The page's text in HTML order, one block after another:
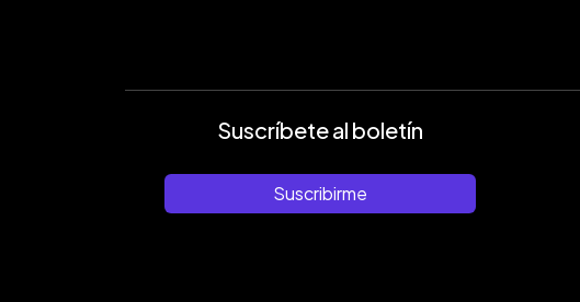
Suscríbete al boletín
Suscribirme